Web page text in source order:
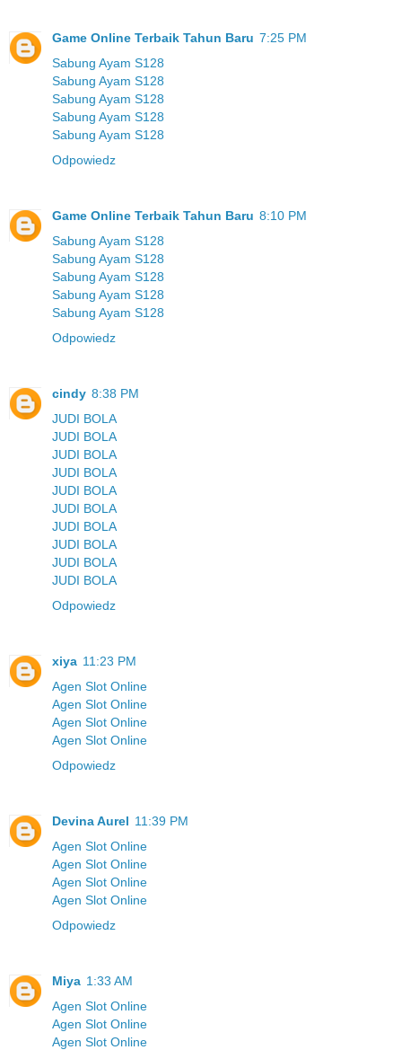
Game Online Terbaik Tahun Baru 7:25 PM
Sabung Ayam S128
Sabung Ayam S128
Sabung Ayam S128
Sabung Ayam S128
Sabung Ayam S128
Odpowiedz
Game Online Terbaik Tahun Baru 8:10 PM
Sabung Ayam S128
Sabung Ayam S128
Sabung Ayam S128
Sabung Ayam S128
Sabung Ayam S128
Odpowiedz
cindy 8:38 PM
JUDI BOLA
JUDI BOLA
JUDI BOLA
JUDI BOLA
JUDI BOLA
JUDI BOLA
JUDI BOLA
JUDI BOLA
JUDI BOLA
JUDI BOLA
Odpowiedz
xiya 11:23 PM
Agen Slot Online
Agen Slot Online
Agen Slot Online
Agen Slot Online
Odpowiedz
Devina Aurel 11:39 PM
Agen Slot Online
Agen Slot Online
Agen Slot Online
Agen Slot Online
Odpowiedz
Miya 1:33 AM
Agen Slot Online
Agen Slot Online
Agen Slot Online